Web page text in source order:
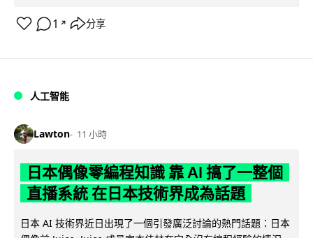
1 ↗ 分享
人工智能
Lawton 11 小時
日本偶像零編程知識 靠 AI 搞了一整個
直播系統 在日本技術界成為話題
日本 AI 技術界近日出現了一個引發廣泛討論的熱門話題：日本